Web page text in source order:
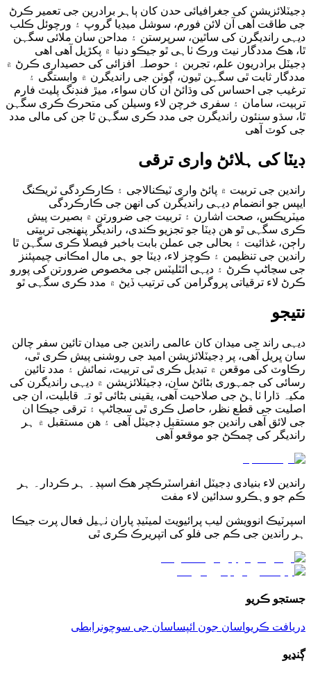
ڊجیٽلائزیشن کی جغرافیائی حدن کان ٻاہر برادرین جی تعمیر ڪرڻ
جی طاقت آھی آن لائن فورم، سوشل میڊیا گروپ ۽ ورچوئل ڪلب
دیہی راندیگرن کی ساٿین، سرپرستن ۽ مداحن سان ملائی سگہن
ٿا، ھڪ مددگار نیٽ ورڪ ٺاہی ٿو جیڪو دنیا ۾ پکڙیل آھی اھی
ڊجیٽل برادریون علم، تجربن ۽ حوصلہ افزائی کی حصیداری ڪرڻ ۾
مددگار ثابت ٿی سگہن ٿیون، ڳوٺن جی راندیگرن ۾ وابستگی ۽
ترغیب جی احساس کی وڌائڻ ان کان سواء، میڙ فنڊنگ پلیٽ فارم
تربیت، سامان ۽ سفری خرچن لاء وسیلن کی متحرڪ ڪری سگہن
ٿا، سڌو سنئون راندیگرن جی مدد ڪری سگہن ٿا جن کی مالی مدد
جی کوٽ آھی
ڊیٽا کی ہلائڻ واری ترقی
راندین جی تربیت ۾ پائڻ واری ٽیڪنالاجی ۽ ڪارڪردگی ٽریڪنگ
ایپس جو انضمام دیہی راندیگرن کی انھن جی ڪارڪردگی
میٽریڪس، صحت اشارن ۽ تربیت جی ضرورتن ۾ بصیرت پیش
ڪری سگہی ٿو ھن ڊیٽا جو تجزیو ڪندی، راندیگر پنھنجی تربیتی
راڄن، غذائیت ۽ بحالی جی عملن بابت باخبر فیصلا ڪری سگہن ٿا
راندین جی تنظیمن ۽ ڪوچز لاء، ڊیٽا جو ہی مال امڪانی چیمپئنز
جی سڃاڻپ ڪرڻ ۽ دیہی ائٿلیٽس جی مخصوص ضرورتن کی پورو
ڪرڻ لاء ترقیاتی پروگرامن کی ترتیب ڏیڻ ۾ مدد ڪری سگہی ٿو
نتیجو
دیہی راند جی میدان کان عالمی راندین جی میدان تائین سفر چالن
سان ڀریل آھی، پر ڊجیٽلائزیشن امید جی روشنی پیش ڪری ٿی،
رڪاوٽ کی موقعن ۾ تبدیل ڪری ٿی تربیت، نمائش ۽ مدد تائین
رسائی کی جمہوری بڻائڻ سان، ڊجیٽلائزیشن ۾ دیہی راندیگرن کی
مکیہ ڌارا ٺاہڻ جی صلاحیت آھی، یقینی بڻائی ٿو تہ قابلیت، ان جی
اصلیت جی قطع نظر، حاصل ڪری ٿی سڃاڻپ ۽ ترقی جیڪا ان
جی لائق آھی راندین جو مستقبل ڊجیٽل آھی ۽ ھن مستقبل ۾ ہر
راندیگر کی چمڪڻ جو موقعو آھی
راندین لاء بنیادی ڊجیٽل انفراسٽرڪچر ھڪ اسپڊ۔ ہر ڪردار۔ ہر
ڪم جو وہڪرو سدائین لاء مفت
اسپرٽیڪ انوویشن لیب پرائیویٽ لمیٽیڊ پاران ٺہیل فعال پرت جیڪا
ہر راندین جی ڪم جی فلو کی اتپریرڪ ڪری ٿی
جستجو ڪریو
دریافت ڪریو اسان جون ائپساسان جی سوچونرابطی
ڳنڍیو